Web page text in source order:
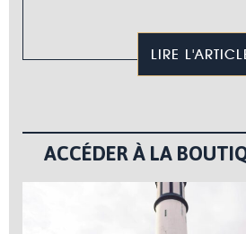
LIRE
ACCÉDER À LA